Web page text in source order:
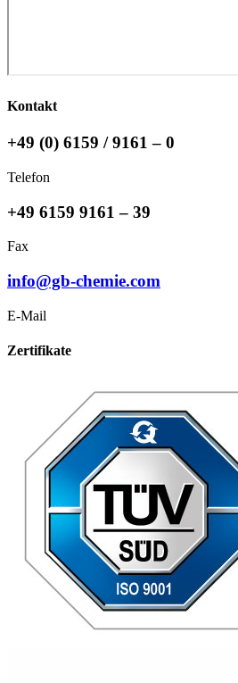
Kontakt
+49 (0) 6159 / 9161 – 0
Telefon
+49 6159 9161 – 39
Fax
info@gb-chemie.com
E-Mail
Zertifikate